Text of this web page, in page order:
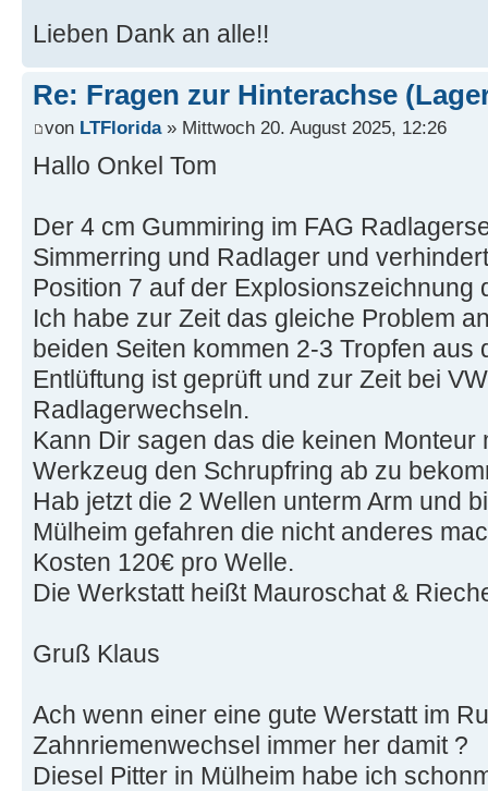
Lieben Dank an alle!!
Re: Fragen zur Hinterachse
von LTFlorida» Mittwoch 20. August 2025, 12:26
Hallo Onkel Tom
Der 4 cm Gummiring im FAG
Simmerring und Radlager und
Position 7 auf der Explosionszeichnung
Ich habe zur Zeit das gleiche Problem
beiden Seiten kommen 2-3 Tropfen aus
Entlüftung ist geprüft und zur Zeit bei
Radlagerwechseln.
Kann Dir sagen das die keinen
Werkzeug den Schrupfring ab zu
Hab jetzt die 2 Wellen unterm Arm und
Mülheim gefahren die nicht anderes
Kosten 120€ pro Welle.
Die Werkstatt heißt Mauroschat &
Gruß Klaus
Ach wenn einer eine gute Werstatt im
Zahnriemenwechsel immer her damit ?
Diesel Pitter in Mülheim habe ich